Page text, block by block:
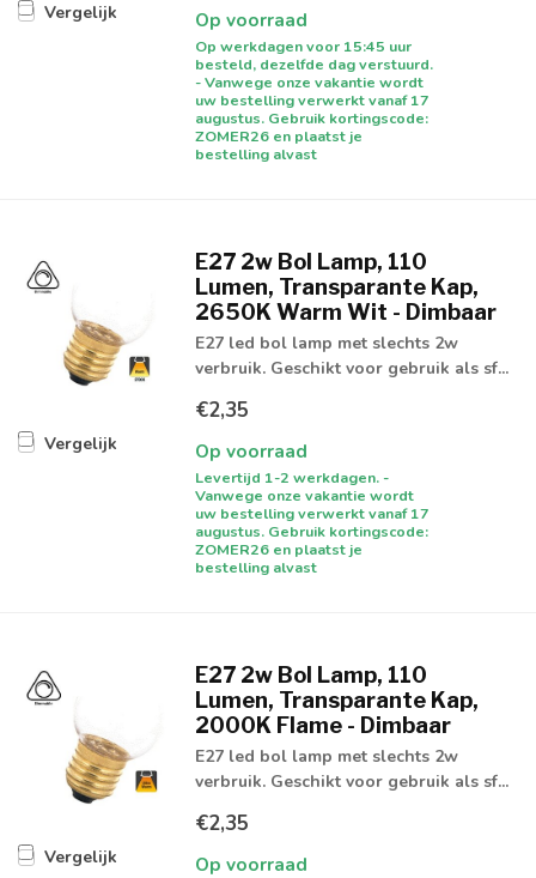
Vergelijk Op voorraad
Op werkdagen voor 15:45 uur
besteld, dezelfde dag verstuurd.
- Vanwege onze vakantie wordt
uw bestelling verwerkt vanaf 17
augustus. Gebruik kortingscode:
ZOMER26 en plaatst je
bestelling alvast
Vergelijk
E27 2w Bol Lamp, 110
Lumen, Transparante Kap,
2650K Warm Wit - Dimbaar
E27 led bol lamp met slechts 2w
verbruik. Geschikt voor gebruik als sf...
€2,35
Op voorraad
Levertijd 1-2 werkdagen. -
Vanwege onze vakantie wordt
uw bestelling verwerkt vanaf 17
augustus. Gebruik kortingscode:
ZOMER26 en plaatst je
bestelling alvast
Vergelijk
E27 2w Bol Lamp, 110
Lumen, Transparante Kap,
2000K Flame - Dimbaar
E27 led bol lamp met slechts 2w
verbruik. Geschikt voor gebruik als sf...
€2,35
Op voorraad